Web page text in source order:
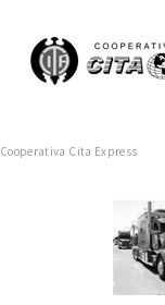
Cooperativa Cita Express